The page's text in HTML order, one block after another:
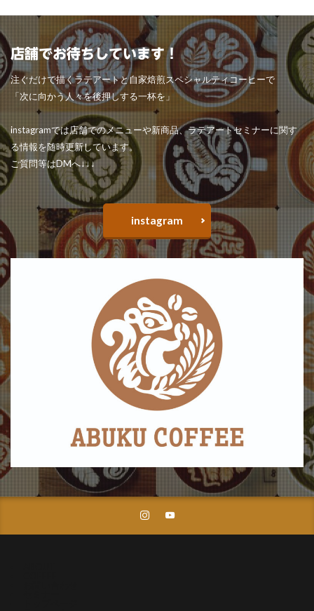
店舗でお待ちしています！
注ぐだけで描くラテアートと自家焙煎スペシャルティコーヒーで
「次に向かう人々を後押しする一杯を」
instagramでは店舗でのメニューや新商品、ラテアートセミナーに関す
る情報を随時更新しています。
ご質問等はDMへ↓↓↓
instagram